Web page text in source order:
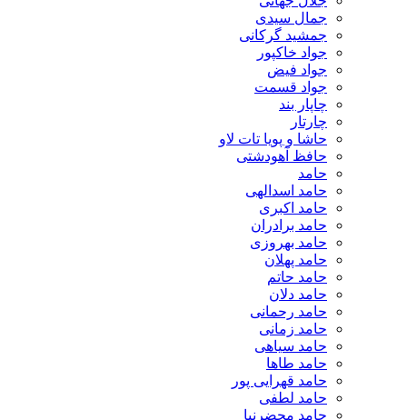
جمال سیدی
جمشید گرکانی
جواد خاکپور
جواد فیض
جواد قسمت
چاپار بند
چارتار
حاشا و پویا تات لاو
حافظ آهودشتی
حامد
حامد اسدالهی
حامد اکبری
حامد برادران
حامد بهروزی
حامد پهلان
حامد حاتم
حامد دلان
حامد رحمانی
حامد زمانی
حامد سیاهی
حامد طاها
حامد قهرایی پور
حامد لطفی
حامد محضرنیا